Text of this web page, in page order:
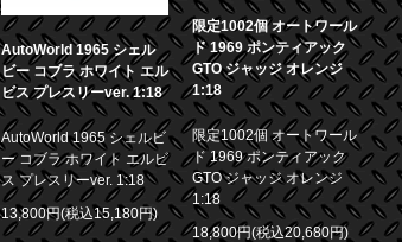
AutoWorld 1965 シェル
ビー コブラ ホワイト エル
ビス プレスリーver. 1:18
AutoWorld 1965 シェルビ
ー コブラ ホワイト エルビ
ス プレスリーver. 1:18
13,800円(税込15,180円)
限定1002個 オートワール
ド 1969 ポンティアック
GTO ジャッジ オレンジ
1:18
限定1002個 オートワール
ド 1969 ポンティアック
GTO ジャッジ オレンジ
1:18
18,800円(税込20,680円)